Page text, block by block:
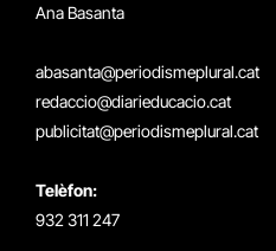
Ana Basanta
abasanta@periodismeplural.cat
redaccio@diarieducacio.cat
publicitat@periodismeplural.cat
Telèfon:
932 311 247